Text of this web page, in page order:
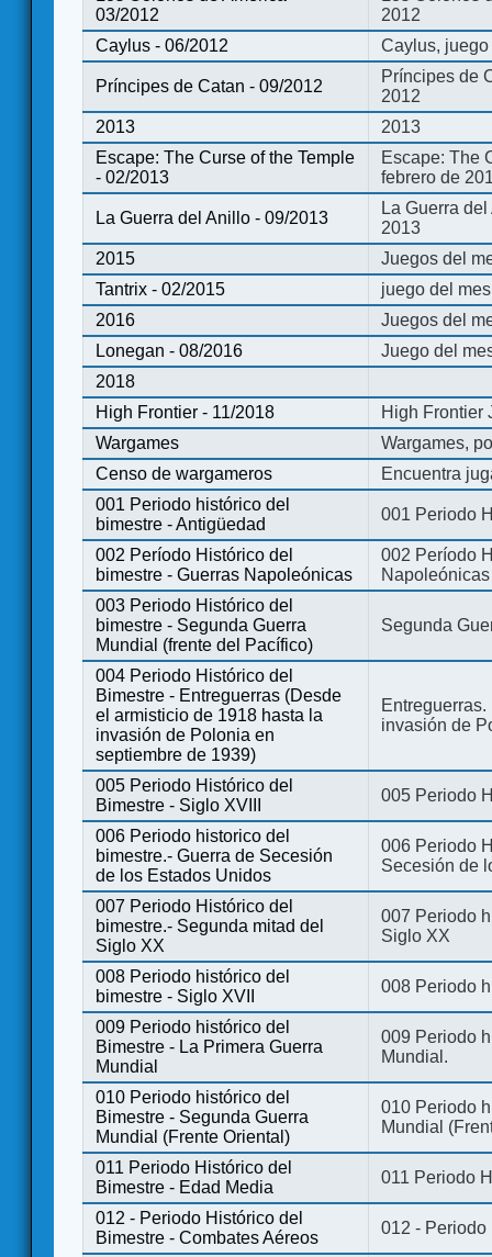
03/2012
2012
Caylus - 06/2012
Caylus,
Príncipes de Catan - 09/2012
Príncipes de
2012
2013
2013
Escape: The Curse of the Temple
- 02/2013
Escape: The
febrero de
La Guerra del Anillo - 09/2013
La Guerra
2013
2015
Juegos del
Tantrix - 02/2015
juego del
2016
Juegos del
Lonegan - 08/2016
Juego del
2018
High Frontier - 11/2018
High Frontier
Wargames
Wargames,
Censo de wargameros
Encuentra
001 Periodo histórico del
bimestre - Antigüedad
001 Periodo
002 Período Histórico del
bimestre - Guerras Napoleónicas
002 Período
Napoleónicas
003 Periodo Histórico del
bimestre - Segunda Guerra
Mundial (frente del Pacífico)
Segunda
004 Periodo Histórico del
Bimestre - Entreguerras (Desde
el armisticio de 1918 hasta la
invasión de Polonia en
septiembre de 1939)
invasión de
005 Periodo Histórico del
Bimestre - Siglo XVIII
005 Periodo
006 Periodo historico del
bimestre.- Guerra de Secesión
de los Estados Unidos
006 Periodo
Secesión de
007 Periodo Histórico del
bimestre.- Segunda mitad del
Siglo XX
007 Periodo
Siglo XX
008 Periodo histórico del
bimestre - Siglo XVII
008 Periodo
009 Periodo histórico del
Bimestre - La Primera Guerra
Mundial
009 Periodo
Mundial.
010 Periodo histórico del
Bimestre - Segunda Guerra
Mundial (Frente Oriental)
010 Periodo
Mundial
011 Periodo Histórico del
Bimestre - Edad Media
011 Periodo
012 - Periodo Histórico del
Bimestre - Combates Aéreos
012 - Periodo